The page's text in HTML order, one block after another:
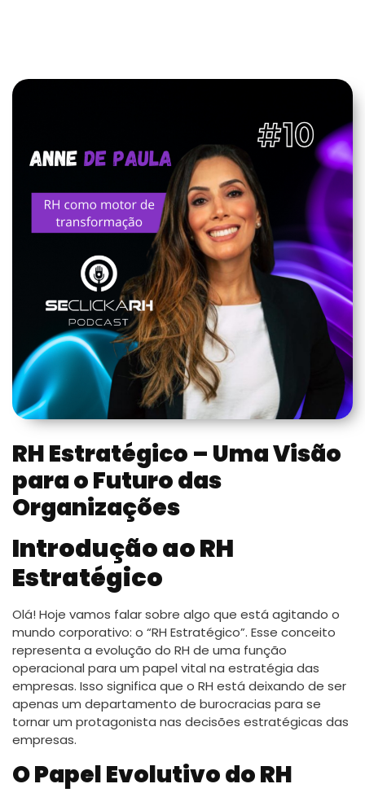
RH Estratégico – Uma Visão
para o Futuro das
Organizações
Introdução ao RH
Estratégico
Olá! Hoje vamos falar sobre algo que está agitando o
mundo corporativo: o “RH Estratégico”. Esse conceito
representa a evolução do RH de uma função
operacional para um papel vital na estratégia das
empresas. Isso significa que o RH está deixando de ser
apenas um departamento de burocracias para se
tornar um protagonista nas decisões estratégicas das
empresas.
O Papel Evolutivo do RH